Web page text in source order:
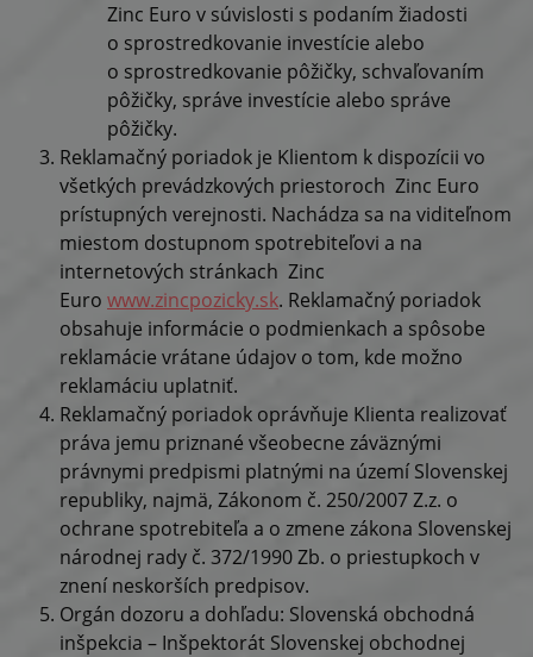
Zinc Euro v súvislosti s podaním žiadosti
o sprostredkovanie investície alebo
o sprostredkovanie pôžičky, schvaľovaním
pôžičky, správe investície alebo správe
pôžičky.
Reklamačný poriadok je Klientom k dispozícii vo
všetkých prevádzkových priestoroch Zinc Euro
prístupných verejnosti. Nachádza sa na viditeľnom
miestom dostupnom spotrebiteľovi a na
internetových stránkach Zinc
Euro www.zincpozicky.sk. Reklamačný poriadok
obsahuje informácie o podmienkach a spôsobe
reklamácie vrátane údajov o tom, kde možno
reklamáciu uplatniť.
Reklamačný poriadok oprávňuje Klienta realizovať
práva jemu priznané všeobecne záväznými
právnymi predpismi platnými na území Slovenskej
republiky, najmä, Zákonom č. 250/2007 Z.z. o
ochrane spotrebiteľa a o zmene zákona Slovenskej
národnej rady č. 372/1990 Zb. o priestupkoch v
znení neskorších predpisov.
Orgán dozoru a dohľadu: Slovenská obchodná
inšpekcia – Inšpektorát Slovenskej obchodnej